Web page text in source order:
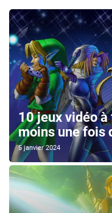
10 jeux vidéo
moins une fois
5 janvier 2024